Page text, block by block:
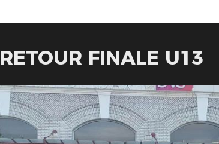
RETOUR FINALE U13